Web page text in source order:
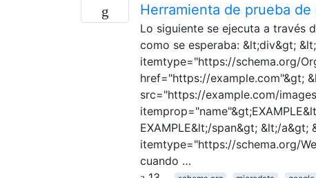
Herramienta de prueba
Lo siguiente se ejecuta a través
como se esperaba: &lt;div&gt;
itemtype="https://schema.org/
href="https://example.com"&gt;
src="https://example.com/
EXAMPLE&lt;/span&gt; &lt;/
itemtype="https://schema.org/
cuando …